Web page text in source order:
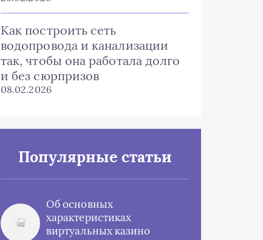
Как построить сеть
водопровода и канализации
так, чтобы она работала долго
и без сюрпризов
08.02.2026
Популярные статьи
Об основных
характеристиках
виртуальных казино